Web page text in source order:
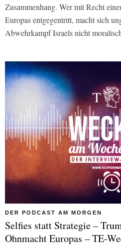
Zusammenhang. Wer mit Recht
Europas entgegentritt, macht sich
Abwehrkampf Israels nicht
DER PODCAST AM MORGEN
Selfies statt Strategie –
Ohnmacht Europas – TE-